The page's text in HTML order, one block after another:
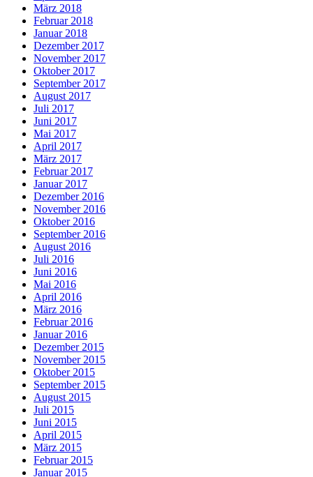
März 2018
Februar 2018
Januar 2018
Dezember 2017
November 2017
Oktober 2017
September 2017
August 2017
Juli 2017
Juni 2017
Mai 2017
April 2017
März 2017
Februar 2017
Januar 2017
Dezember 2016
November 2016
Oktober 2016
September 2016
August 2016
Juli 2016
Juni 2016
Mai 2016
April 2016
März 2016
Februar 2016
Januar 2016
Dezember 2015
November 2015
Oktober 2015
September 2015
August 2015
Juli 2015
Juni 2015
April 2015
März 2015
Februar 2015
Januar 2015